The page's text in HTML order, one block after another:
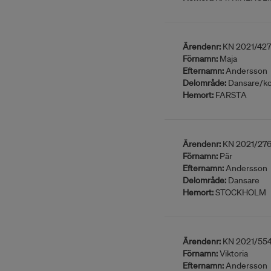
Ärendenr:KN 2021/
Förnamn:Maja
Efternamn:Andersson
Delområde:Dansare/
Hemort:FARSTA
Ärendenr:KN 2021/
Förnamn:Pär
Efternamn:Andersson
Delområde:Dansare
Hemort:STOCKHOLM
Ärendenr:KN 2021/
Förnamn:Viktoria
Efternamn:Andersson